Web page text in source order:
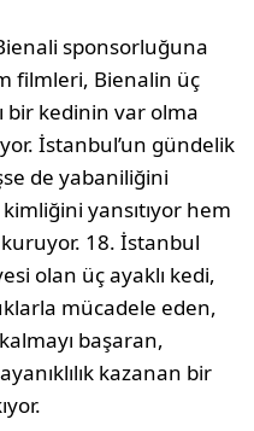
sponsorluğuna
filmleri, Bienalin üç
bir kedinin var olma
İstanbul’un gündelik
de yabaniliğini
yansıtıyor hem
18. İstanbul
olan üç ayaklı kedi,
mücadele eden,
başaran,
kazanan bir